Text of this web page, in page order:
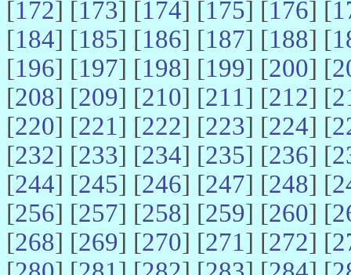
[172] [173] [174] [175] [176] [
[184] [185] [186] [187] [188] [
[196] [197] [198] [199] [200] [
[208] [209] [210] [211] [212] [
[220] [221] [222] [223] [224] [
[232] [233] [234] [235] [236] [
[244] [245] [246] [247] [248] [
[256] [257] [258] [259] [260] [
[268] [269] [270] [271] [272] [